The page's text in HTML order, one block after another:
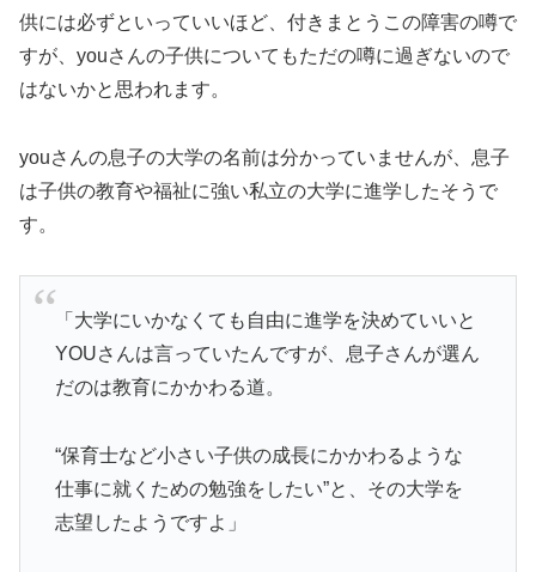
供には必ずといっていいほど、付きまとうこの障害の噂で
すが、youさんの子供についてもただの噂に過ぎないので
はないかと思われます。
youさんの息子の大学の名前は分かっていませんが、息子
は子供の教育や福祉に強い私立の大学に進学したそうで
す。
「大学にいかなくても自由に進学を決めていいと
YOUさんは言っていたんですが、息子さんが選ん
だのは教育にかかわる道。
“保育士など小さい子供の成長にかかわるような
仕事に就くための勉強をしたい”と、その大学を
志望したようですよ」